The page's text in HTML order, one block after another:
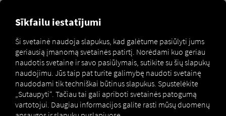
Pokalbis viršutinėje
naršymo juostoje
Šiame skyriuje paaiškinama, kaip veikia platformos
naudotojų irPocket Driver programėlėsnaudotojų
bendravimas pokalbių lange ir į kokias specialias
funkcijas reikia atsižvelgti.
Sīkfailu iestatījumi
Ši svetainė naudoja slapukus, kad galėtume pasiūlyti jums
geriausią įmanomą svetainės patirtį. Norėdami kuo geriau
naudotis svetaine ir savo pasiūlymais, sutikite su šių slapukų
naudojimu. Jūs taip pat turite galimybę naudoti svetainę
naudodami tik techniškai būtinus slapukus. Spustelėkite
„Sutaupyti“. Tačiau tai gali apriboti svetainės patogumą
vartotojui. Daugiau informacijos galite rasti mūsų duomenų